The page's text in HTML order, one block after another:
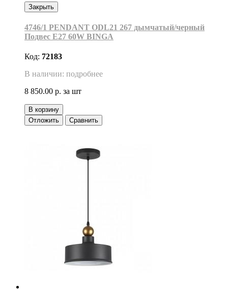
Закрыть
4746/1 PENDANT ODL21 267 дымчатый/черный
Подвес E27 60W BINGA
Код: 72183
В наличии: подробнее
8 850.00 р. за шт
В корзину
Отложить
Сравнить